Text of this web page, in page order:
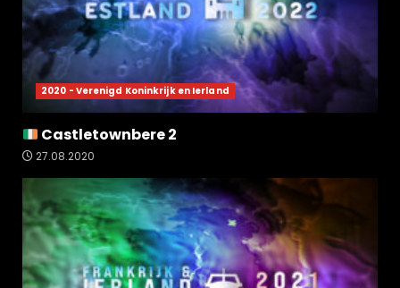
2020 - Verenigd Koninkrijk en Ierland
Castletownbere 2
27.08.2020